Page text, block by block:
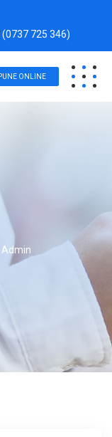
(0737 725 346)
ONLINE
Admin